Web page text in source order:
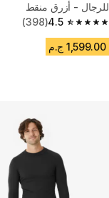
للرجال - أزرق منقط
4.5
4.5 out of 5 stars from 398 reviews
(398)
1,599.00 ج.م